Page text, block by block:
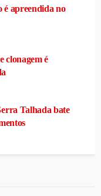
é apreendida no
clonagem é
Talhada bate